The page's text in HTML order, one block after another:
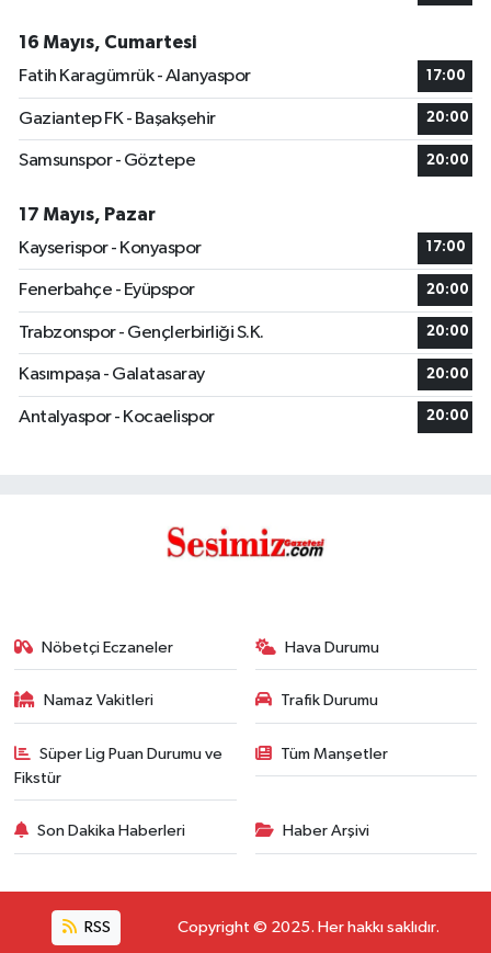
16 Mayıs, Cumartesi
Fatih Karagümrük - Alanyaspor
17:00
Gaziantep FK - Başakşehir 20:00
Samsunspor - Göztepe 20:00
17 Mayıs, Pazar
Kayserispor - Konyaspor
17:00
Fenerbahçe - Eyüpspor 20:00
Trabzonspor - Gençlerbirliği S.K. 20:00
Kasımpaşa - Galatasaray 20:00
Antalyaspor - Kocaelispor 20:00
Nöbetçi Eczaneler Hava Durumu
Namaz Vakitleri Trafik Durumu
Süper Lig Puan Durumu ve
Fikstür
Tüm Manşetler
Son Dakika Haberleri Haber Arşivi
RSS Copyright © 2025. Her hakkı saklıdır.